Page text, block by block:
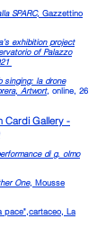
SPARC, Gazzettino
exhibition project
of Palazzo
singing: la drone
Artwort, online, 26
Cardi Gallery -
di g. olmo
One, Mousse
pace",cartaceo, La